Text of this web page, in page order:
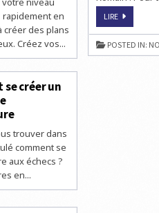
LIREROMAIN
VICTORIEUX
À
L’OPEN
POSTED IN:
en
créer des plans
Créez vos...
se créer un
trouver dans
comment se
aux échecs ?
en...